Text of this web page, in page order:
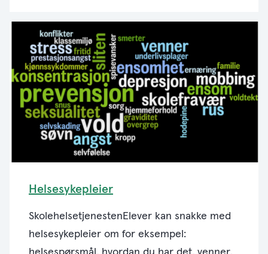
Helsesykepleier
SkolehelsetjenestenElever kan snakke med
helsesykepleier om for eksempel: